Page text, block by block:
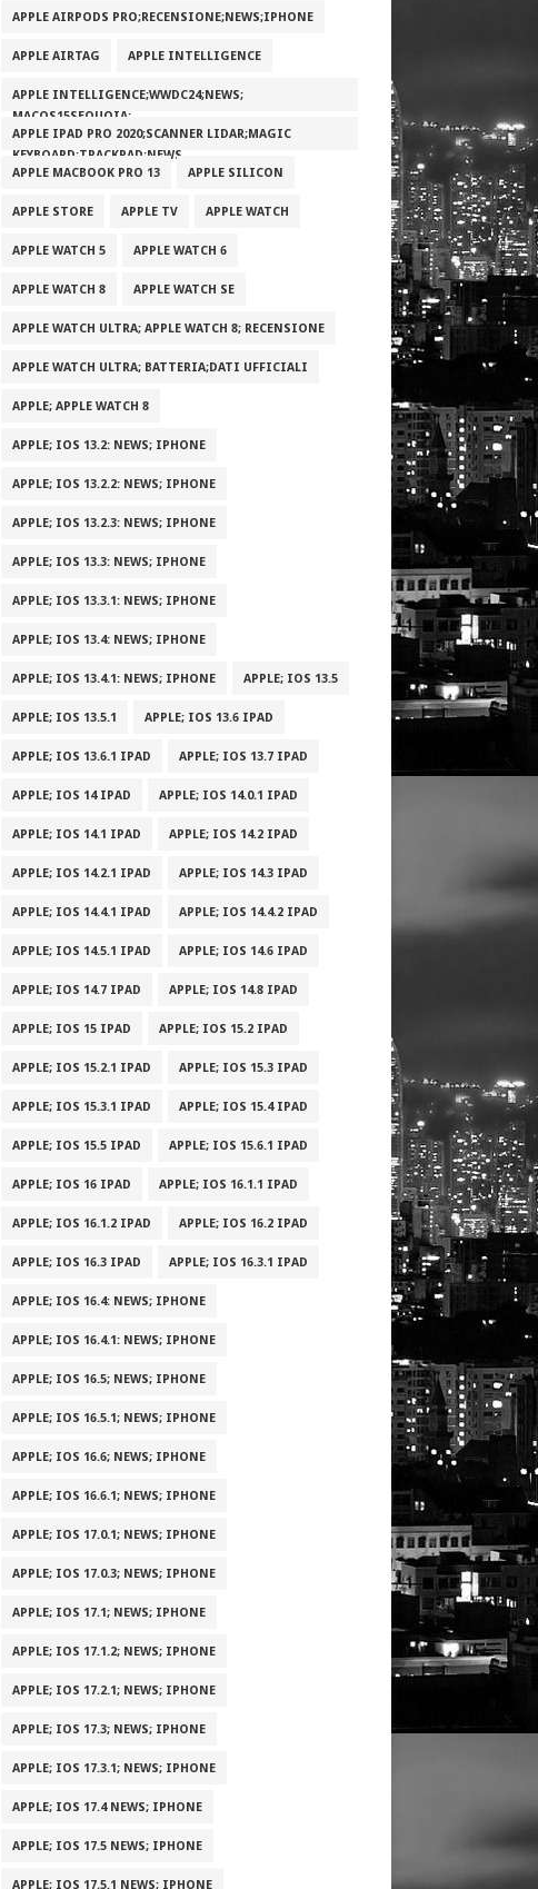
APPLE AIRPODS PRO;RECENSIONE;NEWS;IPHONE
APPLE AIRTAG APPLE INTELLIGENCE
APPLE INTELLIGENCE;WWDC24;NEWS;
MACOS15SEQUOIA;
APPLE IPAD PRO 2020;SCANNER LIDAR;MAGIC
KEYBOARD;TRACKPAD;NEWS
APPLE MACBOOK PRO 13
APPLE SILICON
APPLE STORE APPLE TV APPLE WATCH
APPLE WATCH 5 APPLE WATCH 6
APPLE WATCH 8 APPLE WATCH SE
APPLE WATCH ULTRA; APPLE WATCH 8; RECENSIONE
APPLE WATCH ULTRA; BATTERIA;DATI UFFICIALI
APPLE; APPLE WATCH 8
APPLE; IOS 13.2: NEWS; IPHONE
APPLE; IOS 13.2.2: NEWS; IPHONE
APPLE; IOS 13.2.3: NEWS; IPHONE
APPLE; IOS 13.3: NEWS; IPHONE
APPLE; IOS 13.3.1: NEWS; IPHONE
APPLE; IOS 13.4: NEWS; IPHONE
APPLE; IOS 13.4.1: NEWS; IPHONE APPLE; IOS 13.5
APPLE; IOS 13.5.1 APPLE; IOS 13.6 IPAD
APPLE; IOS 13.6.1 IPAD APPLE; IOS 13.7 IPAD
APPLE; IOS 14 IPAD APPLE; IOS 14.0.1 IPAD
APPLE; IOS 14.1 IPAD APPLE; IOS 14.2 IPAD
APPLE; IOS 14.2.1 IPAD APPLE; IOS 14.3 IPAD
APPLE; IOS 14.4.1 IPAD APPLE; IOS 14.4.2 IPAD
APPLE; IOS 14.5.1 IPAD APPLE; IOS 14.6 IPAD
APPLE; IOS 14.7 IPAD APPLE; IOS 14.8 IPAD
APPLE; IOS 15 IPAD APPLE; IOS 15.2 IPAD
APPLE; IOS 15.2.1 IPAD APPLE; IOS 15.3 IPAD
APPLE; IOS 15.3.1 IPAD APPLE; IOS 15.4 IPAD
APPLE; IOS 15.5 IPAD APPLE; IOS 15.6.1 IPAD
APPLE; IOS 16 IPAD APPLE; IOS 16.1.1 IPAD
APPLE; IOS 16.1.2 IPAD APPLE; IOS 16.2 IPAD
APPLE; IOS 16.3 IPAD APPLE; IOS 16.3.1 IPAD
APPLE; IOS 16.4: NEWS; IPHONE
APPLE; IOS 16.4.1: NEWS; IPHONE
APPLE; IOS 16.5; NEWS; IPHONE
APPLE; IOS 16.5.1; NEWS; IPHONE
APPLE; IOS 16.6; NEWS; IPHONE
APPLE; IOS 16.6.1; NEWS; IPHONE
APPLE; IOS 17.0.1; NEWS; IPHONE
APPLE; IOS 17.0.3; NEWS; IPHONE
APPLE; IOS 17.1; NEWS; IPHONE
APPLE; IOS 17.1.2; NEWS; IPHONE
APPLE; IOS 17.2.1; NEWS; IPHONE
APPLE; IOS 17.3; NEWS; IPHONE
APPLE; IOS 17.3.1; NEWS; IPHONE
APPLE; IOS 17.4 NEWS; IPHONE
APPLE; IOS 17.5 NEWS; IPHONE
APPLE; IOS 17.5.1 NEWS; IPHONE